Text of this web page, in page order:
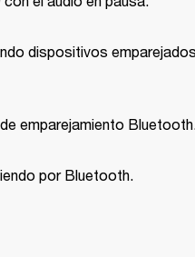
dispositivos
emparejamiento
por Bluetooth.